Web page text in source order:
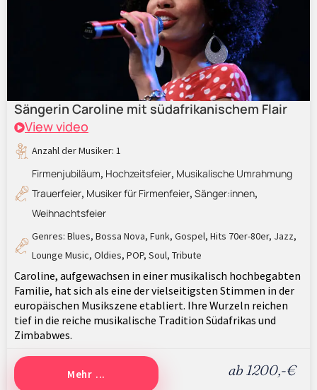
Mehr ... ab 1200,-€
Sängerin Caroline mit südafrikanischem Flair
View video
Anzahl der Musiker: 1
Firmenjubiläum, Hochzeitsfeier, Musikalische Umrahmung
Trauerfeier, Musiker für Firmenfeier, Sänger:innen,
Weihnachtsfeier
Genres: Blues, Bossa Nova, Funk, Gospel, Hits 70er-80er, Jazz,
Lounge Music, Oldies, POP, Soul, Tribute
Caroline, aufgewachsen in einer musikalisch hochbegabten
Familie, hat sich als eine der vielseitigsten Stimmen in der
europäischen Musikszene etabliert. Ihre Wurzeln reichen
tief in die reiche musikalische Tradition Südafrikas und
Zimbabwes.